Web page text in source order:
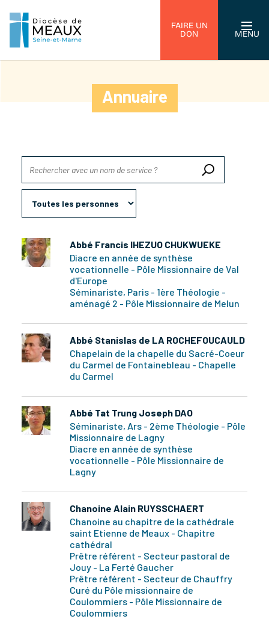
FAIRE UN
DON
MENU
Annuaire
Abbé Francis IHEZUO CHUKWUEKE
Diacre en année de synthèse
vocationnelle - Pôle Missionnaire de Val
d'Europe
Séminariste, Paris - 1ère Théologie -
aménagé 2 - Pôle Missionnaire de Melun
Abbé Stanislas de LA ROCHEFOUCAULD
Chapelain de la chapelle du Sacré-Coeur
du Carmel de Fontainebleau - Chapelle
du Carmel
Abbé Tat Trung Joseph DAO
Séminariste, Ars - 2ème Théologie - Pôle
Missionnaire de Lagny
Diacre en année de synthèse
vocationnelle - Pôle Missionnaire de
Lagny
Chanoine Alain RUYSSCHAERT
Chanoine au chapitre de la cathédrale
saint Etienne de Meaux - Chapitre
cathédral
Prêtre référent - Secteur pastoral de
Jouy - La Ferté Gaucher
Prêtre référent - Secteur de Chauffry
Curé du Pôle missionnaire de
Coulommiers - Pôle Missionnaire de
Coulommiers